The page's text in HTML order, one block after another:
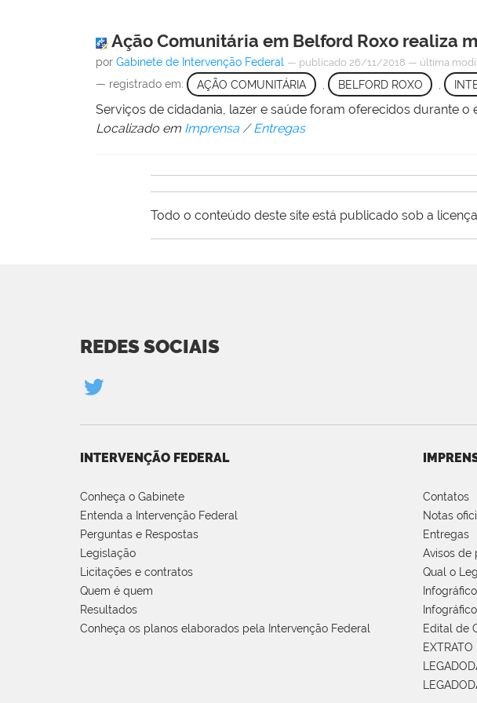
Ação Comunitária em Belford Roxo realiza
por Gabinete de Intervenção Federal — publicado 26/11/2018 — última
— registrado em: AÇÃO COMUNITÁRIA BELFORD ROXO ,
Serviços de cidadania, lazer e saúde foram oferecidos durante o
Localizado em Imprensa /Entregas
Todo o conteúdo deste site está publicado sob a
REDES SOCIAIS
INTERVENÇÃO FEDERAL
Conheça o Gabinete
Entenda a Intervenção Federal
Perguntas e Respostas
Legislação
Licitações e contratos
Quem é quem
Resultados
Conheça os planos elaborados pela Intervenção Federal
Contatos
Notas
Entregas
Avisos de
Qual o
Edital de